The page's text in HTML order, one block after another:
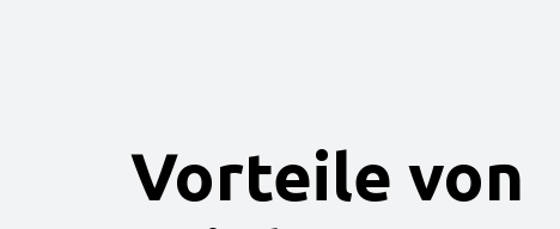
Vorteile von